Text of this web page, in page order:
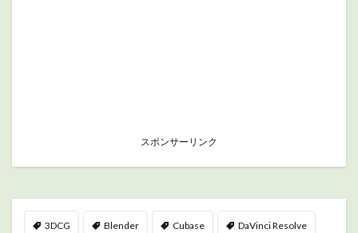
スポンサーリンク
3DCG Blender Cubase DaVinci Resolve